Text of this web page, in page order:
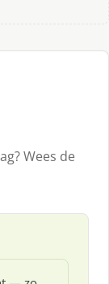
Wees de